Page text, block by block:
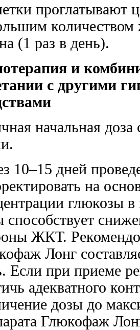
проглатывают
количеством
(1 раз в день).
и
с другими
начальная доза
10–15 дней
на
глюкозы
способствует
ЖКТ.
Лонг
Если при приеме
адекватного
дозы до
Глюкофаж